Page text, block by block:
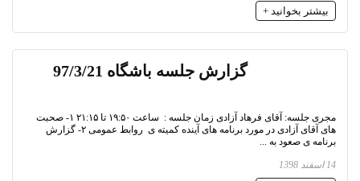
بیشتر بخوانید +
گزارش جلسه باشگاه 97/3/21
مجری جلسه: آقای فرهاد آزادی زمان جلسه : ساعت ۱۹:۵۰ تا ۲۱:۱۵ ۱- صحبت
های آقای آزادی در مورد برنامه های آینده کمیته ی روابط عمومی ۲- گزارش
برنامه ی صعود به ...
14 اسفند 1398